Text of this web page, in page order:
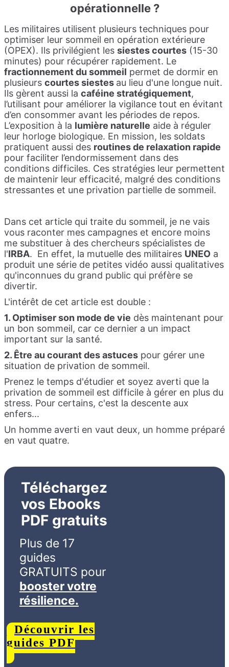
opérationnelle ?
Les militaires utilisent plusieurs techniques pour
optimiser leur sommeil en opération extérieure
(OPEX). Ils privilégient les siestes courtes (15-30
minutes) pour récupérer rapidement. Le
fractionnement du sommeil permet de dormir en
plusieurs courtes siestes au lieu d'une longue nuit.
Ils gèrent aussi la caféine stratégiquement,
l’utilisant pour améliorer la vigilance tout en évitant
d’en consommer avant les périodes de repos.
L’exposition à la lumière naturelle aide à réguler
leur horloge biologique. En mission, les soldats
pratiquent aussi des routines de relaxation rapide
pour faciliter l’endormissement dans des
conditions difficiles. Ces stratégies leur permettent
de maintenir leur efficacité, malgré des conditions
stressantes et une privation partielle de sommeil.
Dans cet article qui traite du sommeil, je ne vais
vous raconter mes campagnes et encore moins
me substituer à des chercheurs spécialistes de
l'IRBA. En effet, la mutuelle des militaires UNEO a
produit une série de petites vidéo aussi qualitatives
qu'inconnues du grand public qui préfère se
divertir.
L'intérêt de cet article est double :
1. Optimiser son mode de vie dès maintenant pour
un bon sommeil, car ce dernier a un impact
important sur la santé.
2. Être au courant des astuces pour gérer une
situation de privation de sommeil.
Prenez le temps d'étudier et soyez averti que la
privation de sommeil est difficile à gérer en plus du
stress. Pour certains, c'est la descente aux
enfers...
Un homme averti en vaut deux, un homme préparé
en vaut quatre.
Téléchargez
vos Ebooks
PDF gratuits
Plus de 17
guides
GRATUITS pour
booster votre
résilience.
Découvrir les
guides PDF